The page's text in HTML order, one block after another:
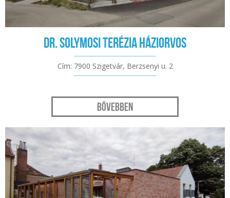
Dr. Solymosi Terézia háziorvos
Cím: 7900 Szigetvár, Berzsenyi u. 2
Bővebben